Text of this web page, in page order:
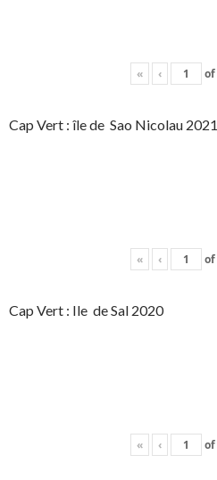
« ‹ of
Cap Vert : île de Sao Nicolau 2021
« ‹ of
Cap Vert : Ile de Sal 2020
« ‹ of